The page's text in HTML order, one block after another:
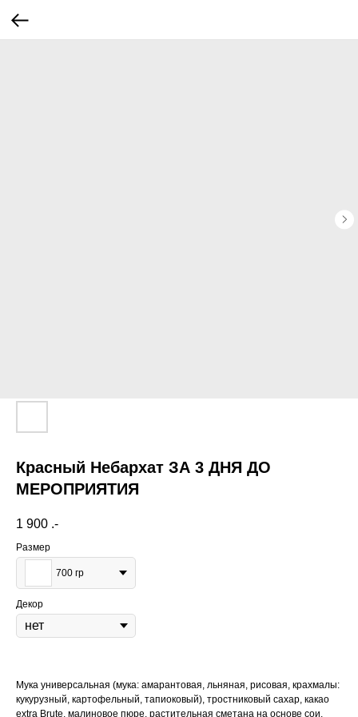
Красный Небархат ЗА 3 ДНЯ ДО
МЕРОПРИЯТИЯ
1 900 .-
Размер
700 гр
Декор
Мука универсальная (мука: амарантовая, льняная, рисовая, крахмалы:
кукурузный, картофельный, тапиоковый), тростниковый сахар, какао
extra Brute, малиновое пюре, растительная сметана на основе сои,